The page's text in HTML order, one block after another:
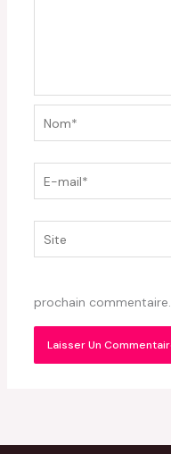
Nom*
E-
mail*
Site
prochain commentaire.